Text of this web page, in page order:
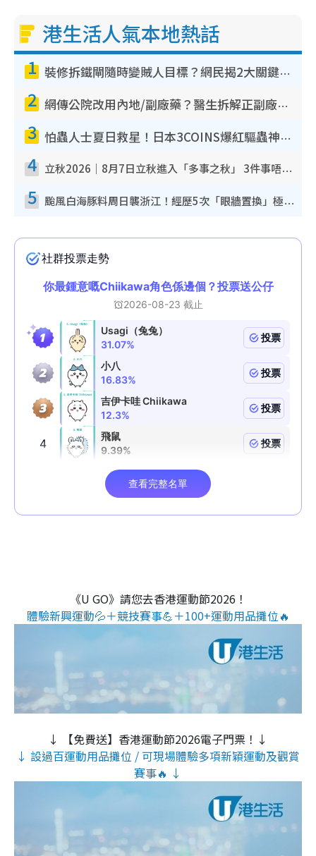
港生活人氣本地熱話
1 裝修拆鐵閘隨時變賊人目標？網民揭2大關鍵用途：裝新式等於白裝？附新舊鐵閘分別
2 網傳公院改用內地/副廠藥？醫生拆解正副廠分別 揭4類人換藥隨時出事
3 怕蟲人士夏日救星！日本3COINS爆紅驅蟲神器$45起 1招「全程免觸碰」輕鬆搞定小強
4 立秋2026｜8月7日立秋進入「多事之秋」 3件事唔做得！專家教6招開運 清枱頭／銀包納氣接好運
5 颱風白海豚料周日襲浙江！經歷5次「眼牆置換」極罕見 成登陸內地最長途颱風
《U GO》請您去香港運動節2026！
體驗新興運動💦＋競技賽事💪＋100+運動用品攤位🔥
↓ 【免費送】香港運動節2026電子門票！↓
↓ 設過百運動用品攤位 / 可現場體驗多項新穎運動及觀賞
賽事🔥 ↓